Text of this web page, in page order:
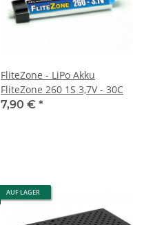
FliteZone - LiPo Akku
FliteZone 260 1S 3,7V - 30C
7,90 € *
AUF LAGER